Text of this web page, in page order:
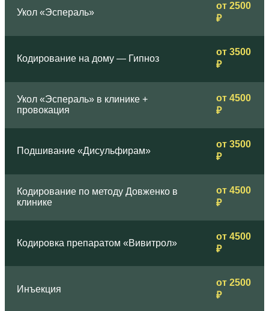
Укол «Эспераль»
от 2500
₽
Кодирование на дому — Гипноз
от 3500
₽
Укол «Эспераль» в клинике +
провокация
от 4500
₽
Подшивание «Дисульфирам»
от 3500
₽
Кодирование по методу Довженко в
клинике
от 4500
₽
Кодировка препаратом «Вивитрол»
от 4500
₽
Инъекция
от 2500
₽